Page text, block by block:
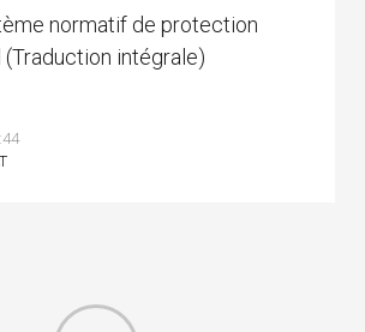
normatif de protection
(Traduction intégrale)